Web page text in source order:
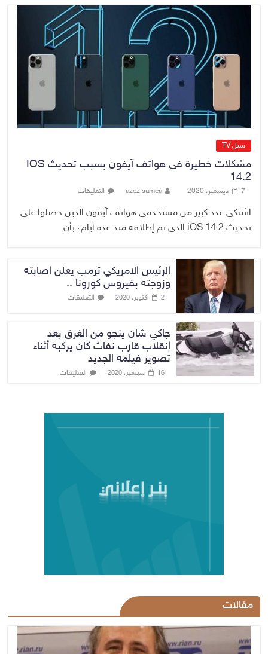
القضاء الأعلى: القبض على عدد من
موظفي بلدية الناصرية ومعقبين
ضبطت بحوزتهم مستندات وأختام
مزورة
سيل TV
مشكلات خطيرة فى هواتف آيفون بسبب تحديث IOS
14.2
7 ديسمبر، 2020 azez samea التعليقات
اشتكى عدد كبير من مستخدمى هواتف آيفون الذين حصلوا على
تحديث iOS 14.2 الذى تم إطلاقه منذ عدة أيام، بأن
الرئيس الامريكي ترمب يعلن اصابته
وزوجته بفيروس كورونا ..
2 أكتوبر، 2020 التعليقات
جاكي شان ينجو من الغرق بعد
إنقلاب قارب نفاث كان يركبه أثناء
تصوير فيلمه الجديد
16 سبتمبر، 2020 التعليقات
مقالات